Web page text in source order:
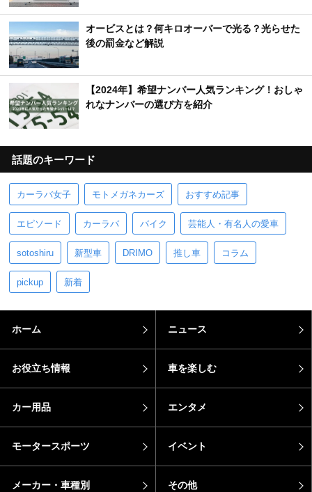
オービスとは？何キロオーバーで光る？光らせた
後の罰金など解説
【2024年】希望ナンバー人気ランキング！おしゃ
れなナンバーの選び方を紹介
話題のキーワード
カーラバ女子 モトメガネカーズ おすすめ記事
エピソード カーラバ バイク 芸能人・有名人の愛車
sotoshiru 新型車 DRIMO 推し車 コラム
pickup 新着
ホーム ニュース
お役立ち情報 車を楽しむ
カー用品 エンタメ
モータースポーツ イベント
メーカー・車種別 その他